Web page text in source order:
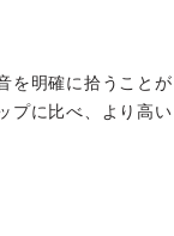
を明確に拾うことが
プに比べ、より高い